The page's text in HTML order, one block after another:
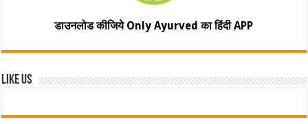
डाउनलोड कीजिये Only Ayurved का हिंदी APP
Like Us